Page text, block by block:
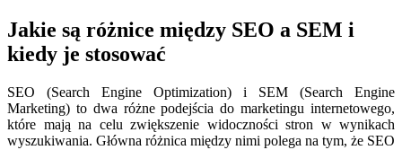
Jakie są różnice między SEO a SEM i
kiedy je stosować
SEO (Search Engine Optimization) i SEM (Search Engine
Marketing) to dwa różne podejścia do marketingu internetowego,
które mają na celu zwiększenie widoczności stron w wynikach
wyszukiwania. Główna różnica między nimi polega na tym, że SEO